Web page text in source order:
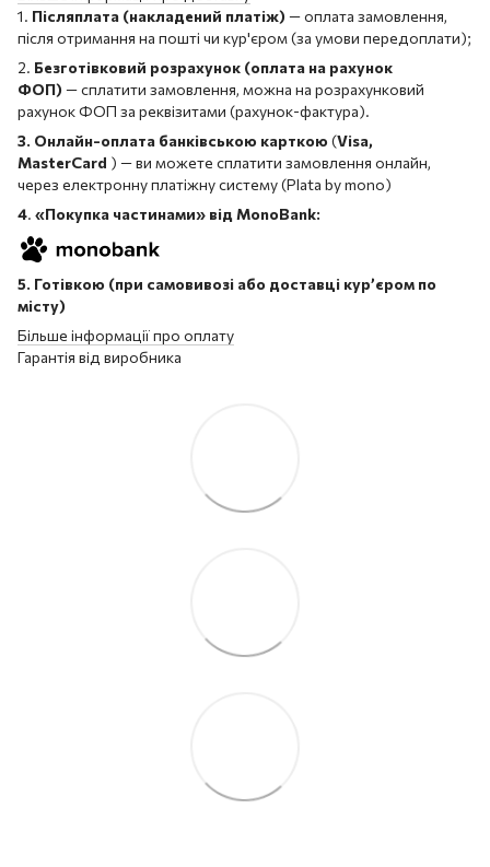
1. Післяплата (накладений платіж) — оплата замовлення,
після отримання на пошті чи кур'єром (за умови передоплати);
2. Безготівковий розрахунок (оплата на рахунок
ФОП) — сплатити замовлення, можна на розрахунковий
рахунок ФОП за реквізитами (рахунок-фактура).
3. Онлайн-оплата банківською карткою (Visa,
MasterCard ) — ви можете сплатити замовлення онлайн,
через електронну платіжну систему (Plata by mono)
4. «Покупка частинами» від MonoBank:
5. Готівкою (при самовивозі або доставці кур’єром по
місту)
Більше інформації про оплату
Гарантія від виробника